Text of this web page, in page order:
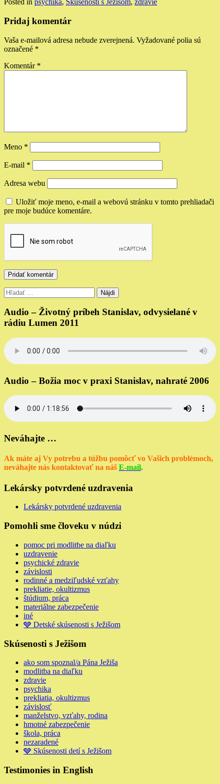
Posted in psychika, Skúsenosti s Ježišom, zdravie
Pridaj komentár
Vaša e-mailová adresa nebude zverejnená. Vyžadované polia sú
označené *
Komentár *
Meno *
E-mail *
Adresa webu
Uložiť moje meno, e-mail a webovú stránku v tomto prehliadači
pre moje budúce komentáre.
Hľadať:
Audio – Životný príbeh Stanislav, odvysielané v
rádiu Lumen 2011
Audio – Božia moc v praxi Stanislav, nahraté 2006
Neváhajte …
Ak máte aj Vy potrebu a túžbu pomôcť vo Vašich problémoch,
neváhajte nás kontaktovať na náš E-mail.
Lekársky potvrdené uzdravenia
Lekársky potvrdené uzdravenia
Pomohli sme človeku v núdzi
pomoc pri modlitbe na diaľku
uzdravenie
psychické zdravie
závislosti
rodinné a medziľudské vzťahy
prekliatie, okultizmus
štúdium, práca
materiálne zabezpečenie
iné
🩶 Detské skúsenosti s Ježišom
Skúsenosti s Ježišom
ako som spoznal/a Pána Ježiša
modlitba na diaľku
zdravie
psychika
prekliatia, okultizmus
závislosť
manželstvo, vzťahy, rodina
hmotné zabezpečenie
škola, práca
nezaradené
🩶 Skúsenosti detí s Ježišom
Testimonies in English